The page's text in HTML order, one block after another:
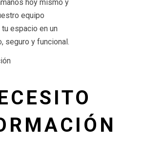
hoy mismo y
equipo
espacio en un
seguro y funcional.